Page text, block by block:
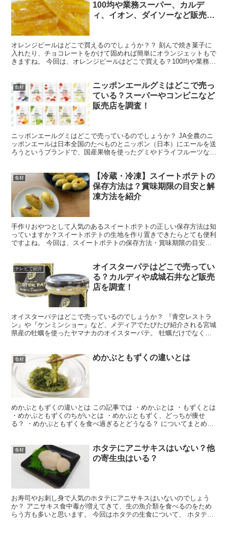
100均や業務スーパー、カルデ
ィ、イオン、ダイソーなど販売店
オレンジピールはどこで買えるのでしょうか？？ 刻んで焼き菓子に
入れたり、チョコレートをかけて固めれば簡単にオランジェットもで
きますね。 今回は、オレンジピールはどこで買える？100均や業務ス
食材
ニッポンエールグミはどこで売っ
ている？スーパーやコンビニなど
販売店を調査！
ニッポンエールグミはどこで売っているのでしょうか？ JA全農のニ
ッポンエールは日本全国のたべものとニッポン（日本）にエールを送
ろうというブランドで、国産果物を使ったグミやドライフルーツなど
食材
【冷蔵・冷凍】スイートポテトの
保存方法は？賞味期限の目安と解
凍方法を紹介
手作りおやつとして人気のあるスイートポテトの正しい保存方法は知
っていますか？スイートポテトの生地を作り置きできたらとても便利
ですよね。 今回は、スイートポテトの保存方法・賞味期限の目安・
テレビで紹介
オイスターパテはどこで売ってい
る？カルディや成城石井など販売
店を調査！
オイスターパテはどこで売っているのでしょうか？ 『青空レストラ
ン』や『ケンミンショー』など、メディアでたびたび紹介される宮城
県産の牡蠣を使ったヤマナカのオイスターパテ。 牡蠣だけでなく、
食材 めかぶともずくの違いとは
めかぶともずくの違いとは この記事では ・めかぶとは ・もずくとは
・めかぶともずくのちがいとは ・めかぶともずく、どっちが痩せ
る？ ・めかぶともずくを食べ過ぎるとどうなる？ についてまとめま
食材
ホタテにアニサキスはいない？他
の寄生虫はいる？
お寿司やお刺し身で人気のホタテにアニサキスはいないのでしょう
か？ アニサキス食中毒が増えてきて、生の魚介類を食べるのをため
らう方も多いと思います。 今回はホタテの生食について、 ホタテに